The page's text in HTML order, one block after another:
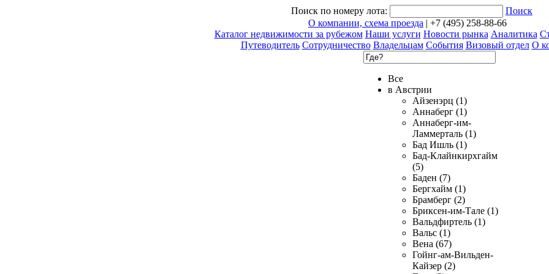
Поиск по номеру лота:
Поиск
О компании, схема проезда | +7 (495) 258-88-66
Каталог недвижимости за рубежом Наши услуги Новости рынка Аналитика
Путеводитель Сотрудничество Владельцам События Визовый отдел О
Все
в Австрии
Айзенэрц (1)
Аннаберг (1)
Аннаберг-им-
Ламмерталь (1)
Бад Ишль (1)
Бад-Клайнкирхгайм
(5)
Баден (7)
Бергхайм (1)
Брамберг (2)
Бриксен-им-Тале (1)
Вальдфиртель (1)
Вальс (1)
Вена (67)
Гойнг-ам-Вильден-
Кайзер (2)